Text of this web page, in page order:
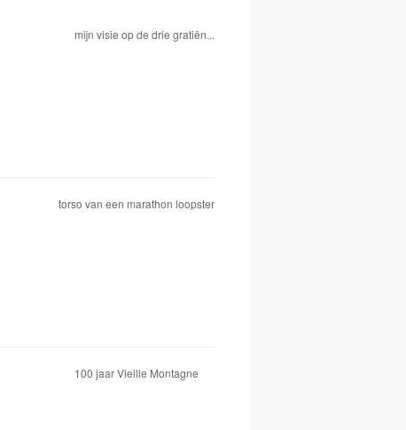
mijn visie op de drie gratiën...
torso van een marathon loopster
100 jaar Vieille Montagne